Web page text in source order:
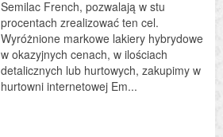
Semilac French, pozwalają w stu
procentach zrealizować ten cel.
Wyróżnione markowe lakiery hybrydowe
w okazyjnych cenach, w ilościach
detalicznych lub hurtowych, zakupimy w
hurtowni internetowej Em...